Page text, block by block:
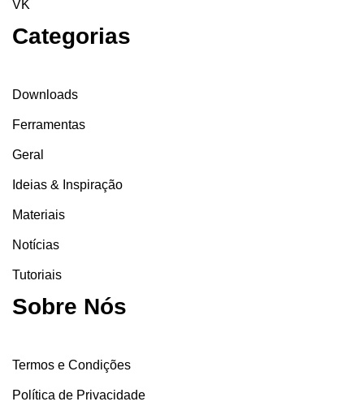
VK
Categorias
Downloads
Ferramentas
Geral
Ideias & Inspiração
Materiais
Notícias
Tutoriais
Sobre Nós
Termos e Condições
Política de Privacidade